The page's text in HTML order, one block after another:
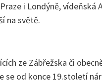
i Londýně, vídeňská
na světě.
ze Zábřežska či
se od konce 19.století